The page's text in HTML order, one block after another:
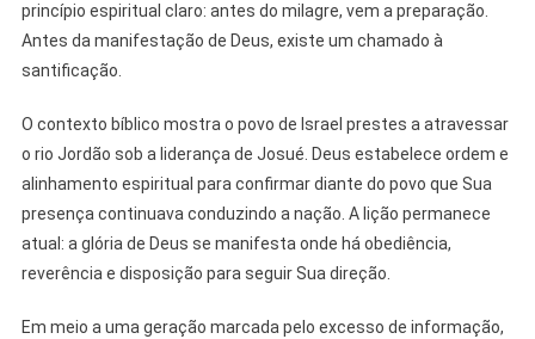
princípio espiritual claro: antes do milagre, vem a preparação.
Antes da manifestação de Deus, existe um chamado à
santificação.
O contexto bíblico mostra o povo de Israel prestes a atravessar
o rio Jordão sob a liderança de Josué. Deus estabelece ordem e
alinhamento espiritual para confirmar diante do povo que Sua
presença continuava conduzindo a nação. A lição permanece
atual: a glória de Deus se manifesta onde há obediência,
reverência e disposição para seguir Sua direção.
Em meio a uma geração marcada pelo excesso de informação,